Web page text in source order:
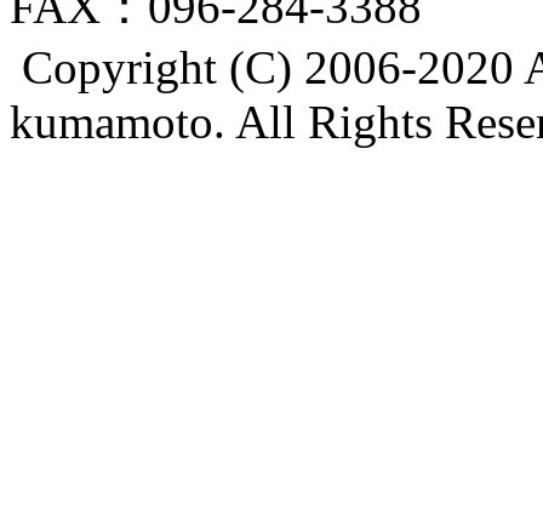
Copyright (C) 2006-2020
kumamoto. All Rights